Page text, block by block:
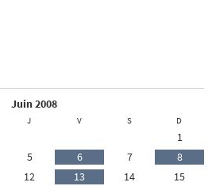
juin 2008
J V S D
1
5 6 7
8
12 13 14
15